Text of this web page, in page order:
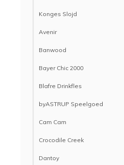
Konges Slojd
Avenir
Banwood
Bayer Chic 2000
Blafre Drinkfles
byASTRUP Speelgoed
Cam Cam
Crocodile Creek
Dantoy